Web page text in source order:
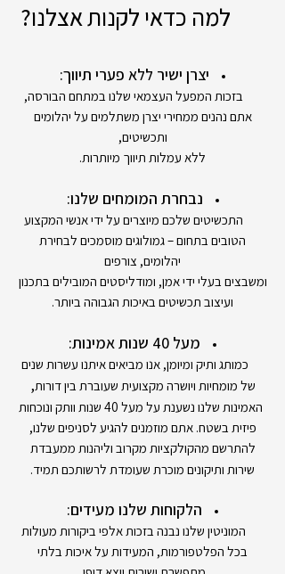
למה כדאי לקנות אצלנו?
יצרן ישיר ללא פערי תיווך:
בזכות המפעל העצמאי שלנו במתחם הבורסה,
אתם נהנים ממחירי יצרן משתלמים על יהלומים
ותכשיטים,
ללא עמלות תיווך מיותרות.
נבחרת המומחים שלנו:
התכשיטים שלכם מיוצרים על ידי אנשי המקצוע
הטובים בתחום – גמולוגים מוסמכים לבחירת
יהלומים, צורפים
ומשבצים בעלי ידי אמן, ומודליסטים המובילים בתכנון
ועיצוב תכשיטים באיכות הגבוהה ביותר.
מעל 40 שנות אמינות:
כמותג ותיק ומיומן, אנו מביאים איתנו עשרות שנים
של מומחיות ויושרה מקצועית שעוברת בין דורות,
האמינות שלנו נשענת על מעל 40 שנות וותק ונוכחות
פיזית בשטח. אתם מוזמנים להגיע לסניפים שלנו,
להתרשם מהקולקציות מקרוב וליהנות ממעבדת
שירות ותיקונים מוכרת שעומדת לרשותכם תמיד.
הלקוחות שלנו מעידים:
המוניטין שלנו נבנה בזכות אלפי ביקורות מעולות
בכל הפלטפורמות, המעידות על איכות בלתי